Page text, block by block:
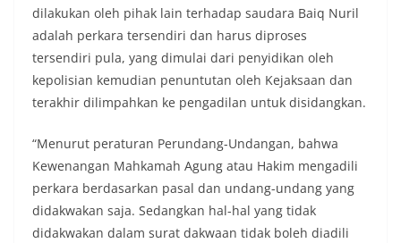
dilakukan oleh pihak lain terhadap saudara Baiq Nuril
adalah perkara tersendiri dan harus diproses
tersendiri pula, yang dimulai dari penyidikan oleh
kepolisian kemudian penuntutan oleh Kejaksaan dan
terakhir dilimpahkan ke pengadilan untuk disidangkan.
“Menurut peraturan Perundang-Undangan, bahwa
Kewenangan Mahkamah Agung atau Hakim mengadili
perkara berdasarkan pasal dan undang-undang yang
didakwakan saja. Sedangkan hal-hal yang tidak
didakwakan dalam surat dakwaan tidak boleh diadili